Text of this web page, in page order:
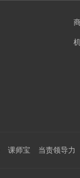
课师宝 当责领导力